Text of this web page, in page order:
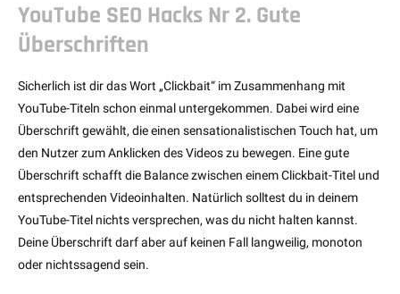
YouTube SEO Hacks Nr 2. Gute
Überschriften
Sicherlich ist dir das Wort „Clickbait“ im Zusammenhang mit
YouTube-Titeln schon einmal untergekommen. Dabei wird eine
Überschrift gewählt, die einen sensationalistischen Touch hat, um
den Nutzer zum Anklicken des Videos zu bewegen. Eine gute
Überschrift schafft die Balance zwischen einem Clickbait-Titel und
entsprechenden Videoinhalten. Natürlich solltest du in deinem
YouTube-Titel nichts versprechen, was du nicht halten kannst.
Deine Überschrift darf aber auf keinen Fall langweilig, monoton
oder nichtssagend sein.